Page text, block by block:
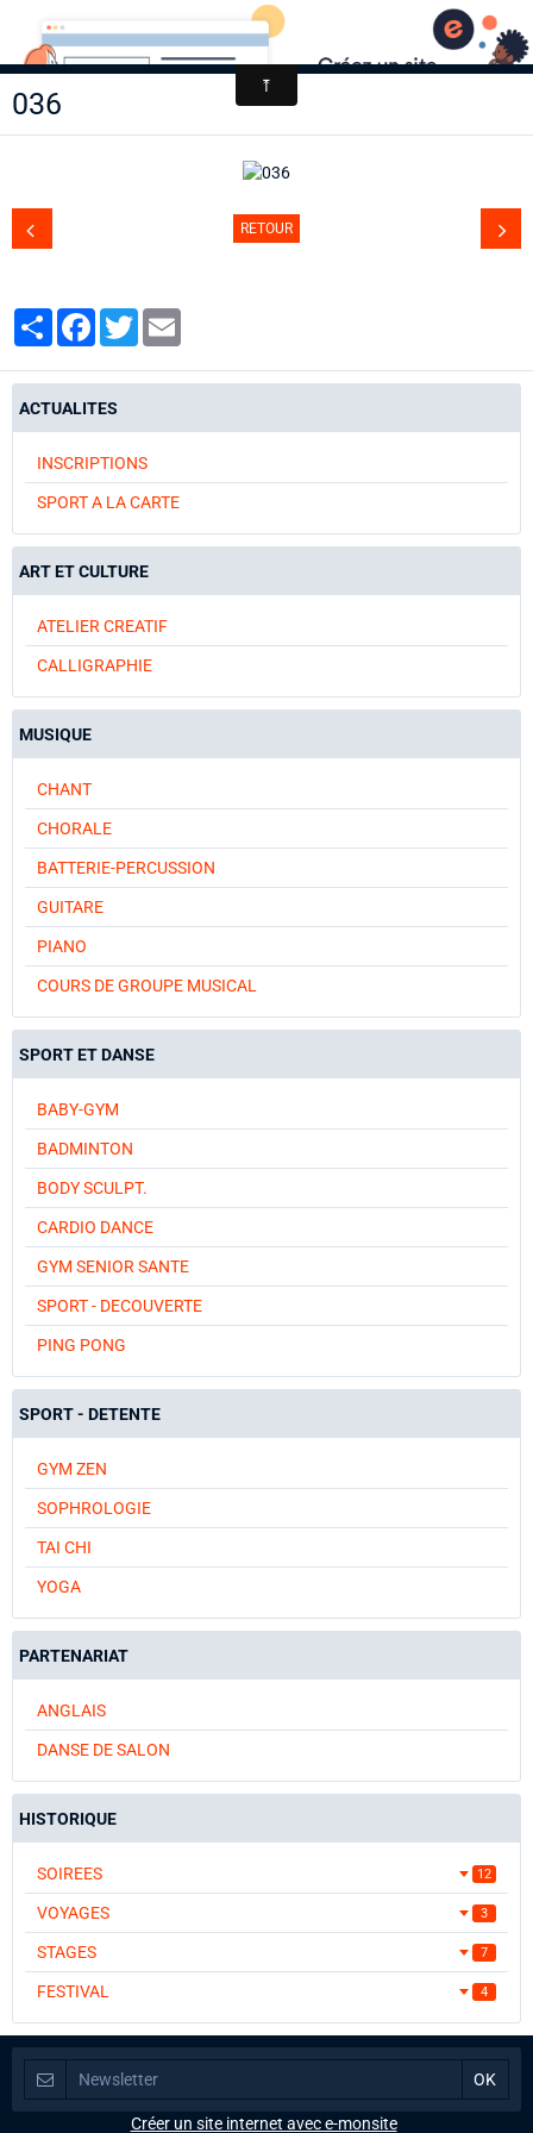
AACCA
Page d'accueil
Diaporamas
036
RETOUR
PartagerFacebook
Twitter
ACTUALITES
INSCRIPTIONS
SPORT A LA CARTE
ART ET CULTURE
ATELIER CREATIF
CALLIGRAPHIE
MUSIQUE
CHANT
CHORALE
BATTERIE-PERCUSSION
GUITARE
PIANO
COURS DE GROUPE MUSICAL
SPORT ET DANSE
BABY-GYM
BADMINTON
BODY SCULPT.
CARDIO DANCE
GYM SENIOR SANTE
SPORT - DECOUVERTE
PING PONG
SPORT - DETENTE
GYM ZEN
SOPHROLOGIE
TAI CHI
YOGA
PARTENARIAT
ANGLAIS
DANSE DE SALON
HISTORIQUE
SOIREES 12
VOYAGES 3
STAGES 7
FESTIVAL 4
Créer un site internet avec e-monsite